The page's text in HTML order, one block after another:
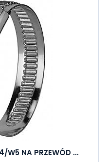
W5 NA PRZEWÓD ...